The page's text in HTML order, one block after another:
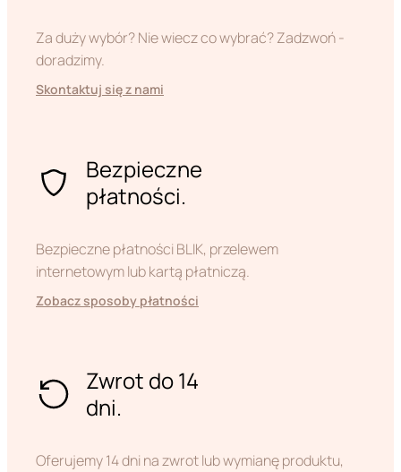
Za duży wybór? Nie wiecz co wybrać? Zadzwoń -
doradzimy.
Skontaktuj się z nami
Bezpieczne
płatności.
Bezpieczne płatności BLIK, przelewem
internetowym lub kartą płatniczą.
Zobacz sposoby płatności
Zwrot do 14
dni.
Oferujemy 14 dni na zwrot lub wymianę produktu,